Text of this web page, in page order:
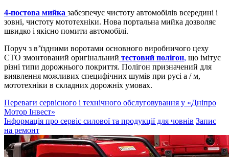
4-постова мийка забезпечує чистоту автомобілів всередині і
зовні, чистоту мототехніки. Нова портальна мийка дозволяє
швидко і якісно помити автомобілі.
Поруч з в’їздними воротами основного виробничого цеху
СТО змонтований оригінальний тестовий полігон, що імітує
різні типи дорожнього покриття. Полігон призначений для
виявлення можливих специфічних шумів при русі а / м,
мототехніки в складних дорожніх умовах.
Переваги сервісного і технічного обслуговування у «Дніпро
Мотор Інвест»
Інформація про сервіс силової та продукції для човнів Запис
на ремонт